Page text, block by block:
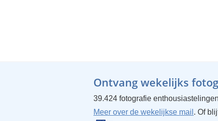
Ontvang wekelijks
39.424 fotografie
Meer over de wekelijkse mail . Of